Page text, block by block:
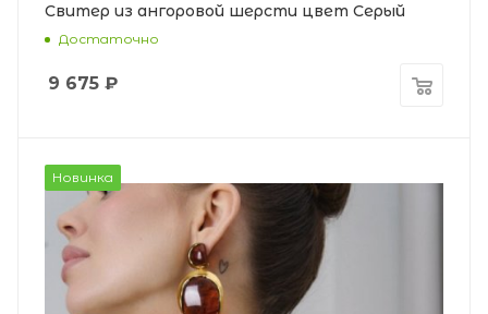
Свитер из ангоровой шерсти цвет Серый
Достаточно
9 675 ₽
Новинка